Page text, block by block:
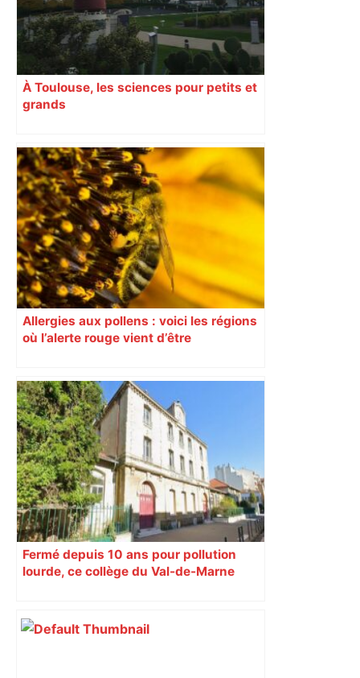
À Toulouse, les sciences pour petits et
grands
Allergies aux pollens : voici les régions
où l’alerte rouge vient d’être
Fermé depuis 10 ans pour pollution
lourde, ce collège du Val-de-Marne